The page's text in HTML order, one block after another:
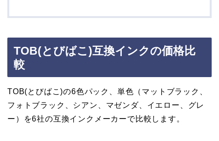
TOB(とびばこ)互換インクの価格比
較
TOB(とびばこ)の6色パック、単色（マットブラック、
フォトブラック、シアン、マゼンダ、イエロー、グレ
ー）を6社の互換インクメーカーで比較します。